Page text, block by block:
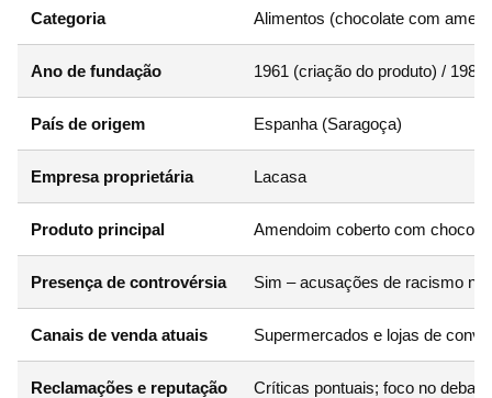
Categoria Alimentos (chocolate com
Ano de fundação 1961 (criação do produto) /
País de origem Espanha (Saragoça)
Empresa proprietária Lacasa
Produto principal Amendoim coberto com
Presença de controvérsia Sim – acusações de racismo na
Canais de venda atuais Supermercados e lojas de
Reclamações e reputação Críticas pontuais; foco no